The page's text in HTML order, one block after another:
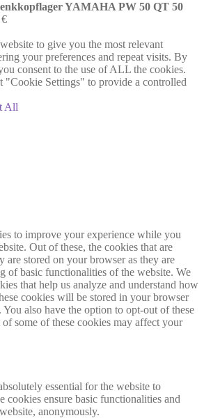
YAMAHA PW 50 QT 50
€
to give you the most relevant
your preferences and repeat visits. By
consent to the use of ALL the cookies.
"Cookie Settings" to provide a controlled
All
to improve your experience while you
Out of these, the cookies that are
are stored on your browser as they are
of basic functionalities of the website. We
that help us analyze and understand how
cookies will be stored in your browser
also have the option to opt-out of these
some of these cookies may affect your
essential for the website to
cookies ensure basic functionalities and
anonymously.